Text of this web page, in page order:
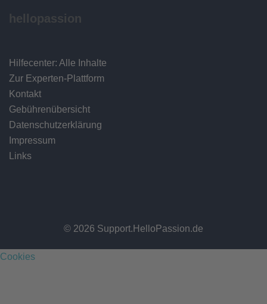
hellopassion
Hilfecenter: Alle Inhalte
Zur Experten-Plattform
Kontakt
Gebührenübersicht
Datenschutzerklärung
Impressum
Links
© 2026 Support.HelloPassion.de
Cookies